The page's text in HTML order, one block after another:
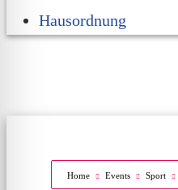
Hausordnung
Home Events Sport